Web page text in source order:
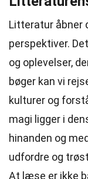
Litteratur åbner
perspektiver.
og oplevelser,
bøger kan vi
kulturer og
magi ligger i
hinanden og
udfordre og
At læse er ikke